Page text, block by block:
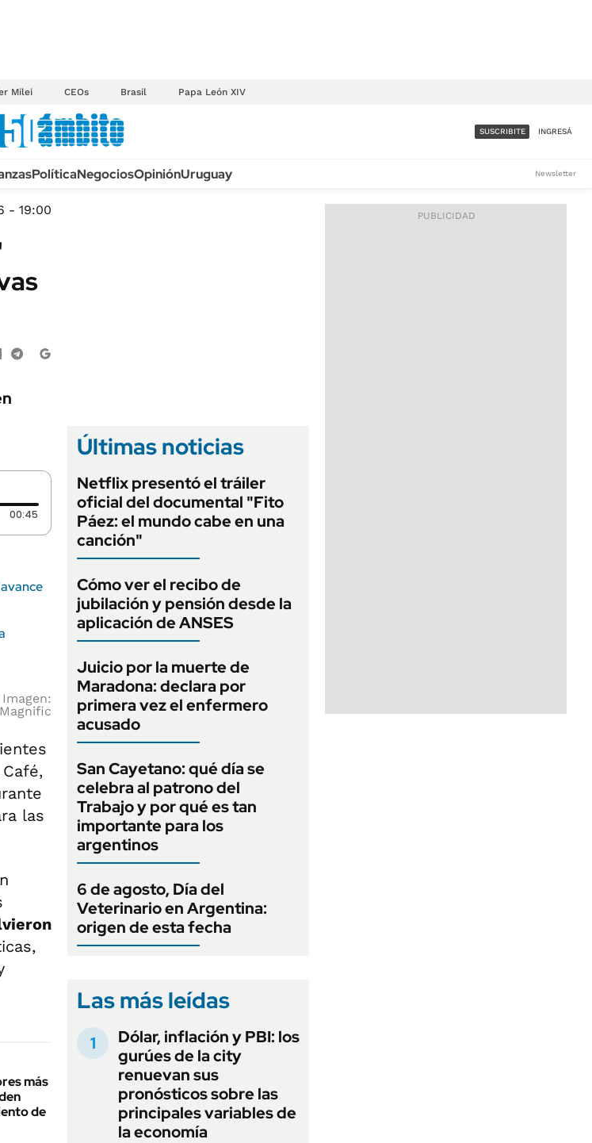
Milei CEOs Brasil Papa León XIV
GENERAL
ACCESO FULL - $1.800/MES
SUSCRIBITE INGRESÁ
PolíticaNegociosOpiniónUruguay Newsletter
- 19:00
00:45 Duración: 45 segundos
Imagen:
Magnific
las
más
de
Últimas noticias
Netflix presentó el tráiler
oficial del documental "Fito
Páez: el mundo cabe en una
canción"
Cómo ver el recibo de
jubilación y pensión desde la
aplicación de ANSES
Juicio por la muerte de
Maradona: declara por
primera vez el enfermero
acusado
San Cayetano: qué día se
celebra al patrono del
Trabajo y por qué es tan
importante para los
argentinos
6 de agosto, Día del
Veterinario en Argentina:
origen de esta fecha
Las más leídas
Dólar, inflación y PBI: los
gurúes de la city
renuevan sus
pronósticos sobre las
principales variables de
la economía